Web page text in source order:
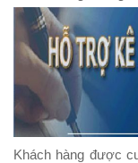
Khách hàng được